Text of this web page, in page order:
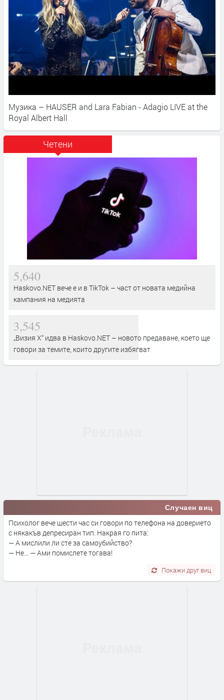
Музика – HAUSER and Lara Fabian - Adagio LIVE at the
Royal Albert Hall
Четени
5,640
Haskovo.NET вече е и в TikTok – част от новата медийна
кампания на медията
3,545
„Визия Х“ идва в Haskovo.NET – новото предаване, което ще
говори за темите, които другите избягват
Случаен виц
Психолог вече шести час си говори по телефона на доверието
с някакъв депресиран тип. Накрая го пита:
— А мислили ли сте за самоубийство?
— Не… — Ами помислете тогава!
Покажи друг виц